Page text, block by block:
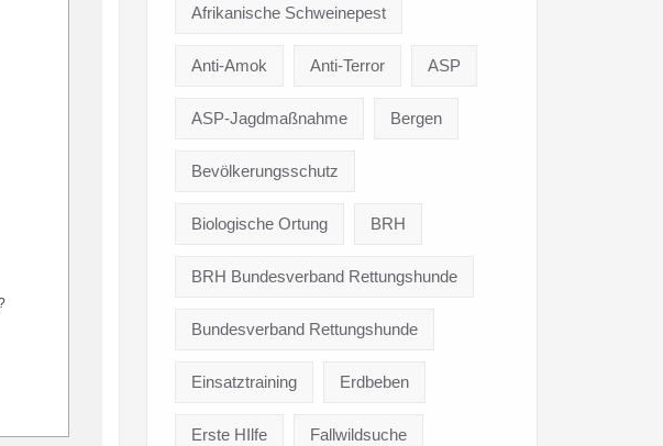
Afrikanische Schweinepest
Anti-Amok Anti-Terror ASP
ASP-Jagdmaßnahme Bergen
Bevölkerungsschutz
Biologische Ortung BRH
BRH Bundesverband Rettungshunde
Bundesverband Rettungshunde
Einsatztraining Erdbeben
Erste HIlfe Fallwildsuche